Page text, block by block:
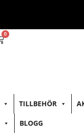
0
TILLBEHÖR
BLOGG